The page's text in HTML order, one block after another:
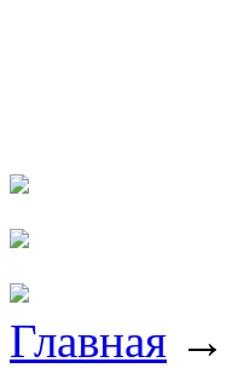
Главная →